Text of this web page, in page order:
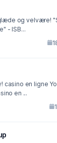
- ISB...
casino en ligne
en ...